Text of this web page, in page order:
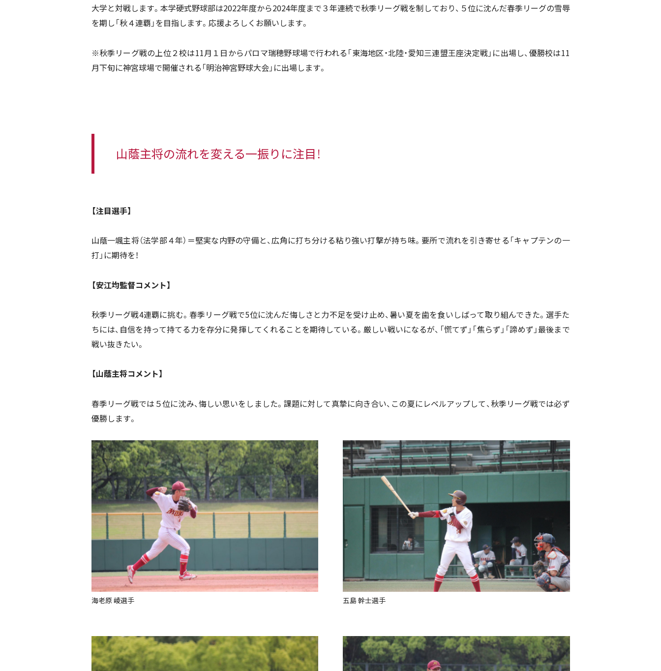
大学と対戦します。本学硬式野球部は2022年度から2024年度まで３年連続で秋季リーグ戦を制しており、５位に沈んだ春季リーグの雪辱
を期し「秋４連覇」を目指します。応援よろしくお願いします。
※秋季リーグ戦の上位２校は11月１日からパロマ瑞穂野球場で行われる「東海地区・北陸・愛知三連盟王座決定戦」に出場し、優勝校は11
月下旬に神宮球場で開催される「明治神宮野球大会」に出場します。
山蔭主将の流れを変える一振りに注目！
【注目選手】
山蔭一颯主将（法学部４年）＝堅実な内野の守備と、広角に打ち分ける粘り強い打撃が持ち味。要所で流れを引き寄せる「キャプテンの一
打」に期待を！
【安江均監督コメント】
秋季リーグ戦4連覇に挑む。春季リーグ戦で5位に沈んだ悔しさと力不足を受け止め、暑い夏を歯を食いしばって取り組んできた。選手た
ちには、自信を持って持てる力を存分に発揮してくれることを期待している。厳しい戦いになるが、「慌てず」「焦らず」「諦めず」最後まで
戦い抜きたい。
【山蔭主将コメント】
春季リーグ戦では５位に沈み、悔しい思いをしました。課題に対して真摯に向き合い、この夏にレベルアップして、秋季リーグ戦では必ず
優勝します。
海老原 崚選手 五島 幹士選手